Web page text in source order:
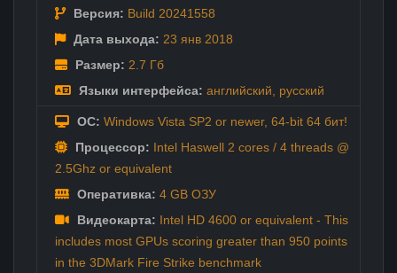
Версия: Build 20241558
Дата выхода: 23 янв 2018
Размер: 2.7 Гб
Языки интерфейса: английский русский
ОС: Windows Vista SP2 or newer, 64-bit 64 бит!
Процессор: Intel Haswell 2 cores / 4 threads @
2.5Ghz or equivalent
Оперативка: 4 GB ОЗУ
Видеокарта: Intel HD 4600 or equivalent - This
includes most GPUs scoring greater than 950 points
in the 3DMark Fire Strike benchmark